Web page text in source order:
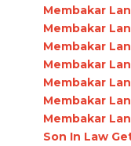
Membakar
Membakar
Membakar
Membakar
Membakar
Membakar
Membakar
Son In Law